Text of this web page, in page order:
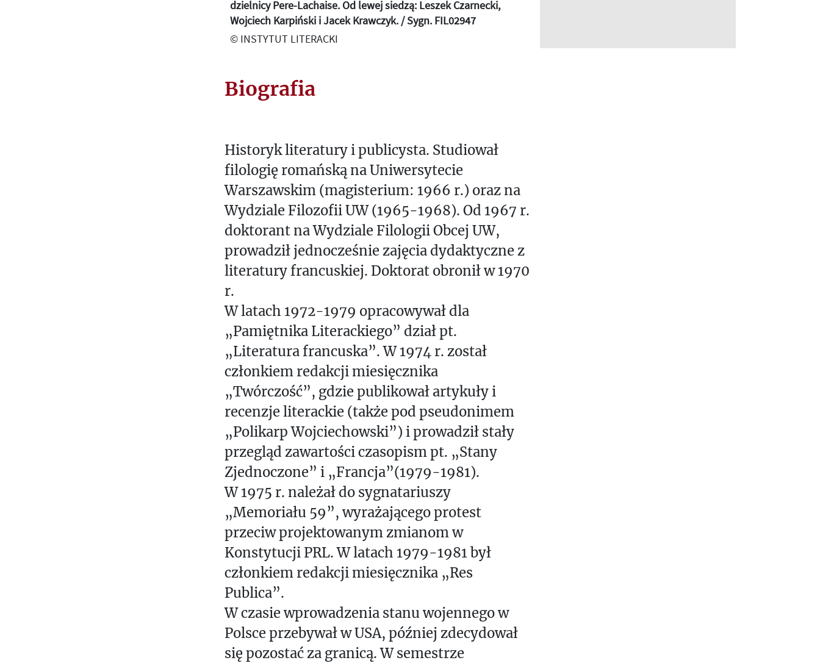
dzielnicy Pere-Lachaise. Od lewej siedzą: Leszek Czarnecki,
Wojciech Karpiński i Jacek Krawczyk. / Sygn. FIL02947
© INSTYTUT LITERACKI
Biografia
Historyk literatury i publicysta. Studiował
filologię romańską na Uniwersytecie
Warszawskim (magisterium: 1966 r.) oraz na
Wydziale Filozofii UW (1965-1968). Od 1967 r.
doktorant na Wydziale Filologii Obcej UW,
prowadził jednocześnie zajęcia dydaktyczne z
literatury francuskiej. Doktorat obronił w 1970
r.
W latach 1972-1979 opracowywał dla
„Pamiętnika Literackiego” dział pt.
„Literatura francuska”. W 1974 r. został
członkiem redakcji miesięcznika
„Twórczość”, gdzie publikował artykuły i
recenzje literackie (także pod pseudonimem
„Polikarp Wojciechowski”) i prowadził stały
przegląd zawartości czasopism pt. „Stany
Zjednoczone” i „Francja”(1979-1981).
W 1975 r. należał do sygnatariuszy
„Memoriału 59”, wyrażającego protest
przeciw projektowanym zmianom w
Konstytucji PRL. W latach 1979-1981 był
członkiem redakcji miesięcznika „Res
Publica”.
W czasie wprowadzenia stanu wojennego w
Polsce przebywał w USA, później zdecydował
się pozostać za granicą. W semestrze